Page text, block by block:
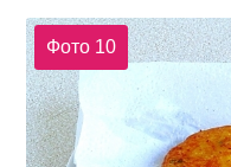
Фото 10